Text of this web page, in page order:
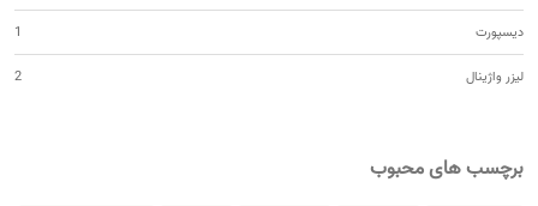
دیسپورت 1
لیزر واژینال 2
برچسب های محبوب